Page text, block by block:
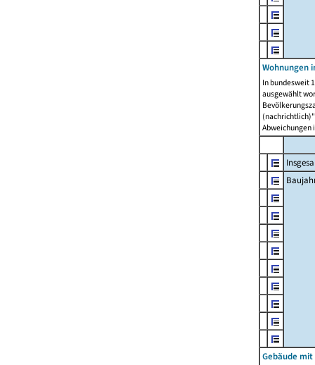
Wohnungen
In bundesweit
ausgewählt
Abweichungen
Gebäude mit